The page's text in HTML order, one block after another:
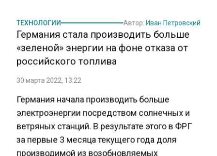
ТЕХНОЛОГИИ Автор:Иван Петровский
Германия стала производить больше
«зеленой» энергии на фоне отказа от
российского топлива
30 марта 2022, 13:22
Германия начала производить больше
электроэнергии посредством солнечных и
ветряных станций. В результате этого в ФРГ
за первые 3 месяца текущего года доля
производимой из возобновляемых